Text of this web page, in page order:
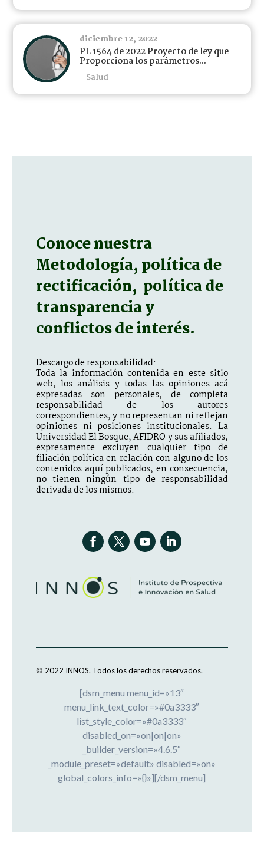
diciembre 12, 2022
PL 1564 de 2022 Proyecto de ley que
Proporciona los parámetros...
- Salud
Conoce nuestra
Metodología, política de
rectificación, política de
transparencia y
conflictos de interés.
Descargo de responsabilidad:
Toda la información contenida en este sitio
web, los análisis y todas las opiniones acá
expresadas son personales, de completa
responsabilidad de los autores
correspondientes, y no representan ni reflejan
opiniones ni posiciones institucionales. La
Universidad El Bosque, AFIDRO y sus afiliados,
expresamente excluyen cualquier tipo de
filiación política en relación con alguno de los
contenidos aquí publicados, en consecuencia,
no tienen ningún tipo de responsabilidad
derivada de los mismos.
© 2022 INNOS. Todos los derechos reservados.
[dsm_menu menu_id=»13″
menu_link_text_color=»#0a3333″
list_style_color=»#0a3333″
disabled_on=»on|on|on»
_builder_version=»4.6.5″
_module_preset=»default» disabled=»on»
global_colors_info=»{}»][/dsm_menu]